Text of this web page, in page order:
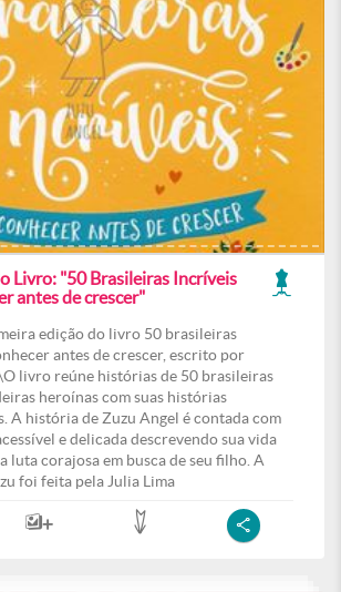
Livro: "50 Brasileiras Incríveis
antes de crescer"
edição do livro 50 brasileiras
antes de crescer, escrito por
livro reúne histórias de 50 brasileiras
heroínas com suas histórias
A história de Zuzu Angel é contada com
e delicada descrevendo sua vida
luta corajosa em busca de seu filho. A
foi feita pela Julia Lima